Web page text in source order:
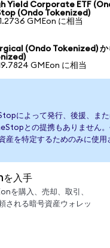
Yield Corporate ETF
(Ondo Tokenized)
GMEon に相当
(Ondo Tokenized)
GMEon に相当
によって発行、後援、また
との提携もありません
産を特定するためのみに使用
入手
を購入、売却、取引、
される暗号資産ウォレッ